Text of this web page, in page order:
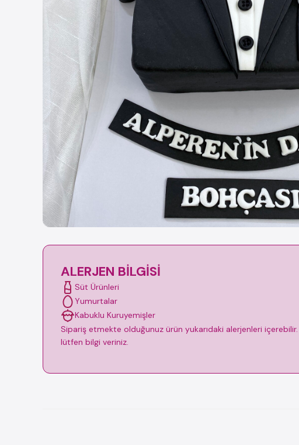
ALERJEN BILGISI
Süt Ürünleri
Yumurtalar
Kabuklu Kuruyemişler
Sipariş etmekte olduğunuz ürün yukarıdaki alerjenleri
lütfen bilgi veriniz.